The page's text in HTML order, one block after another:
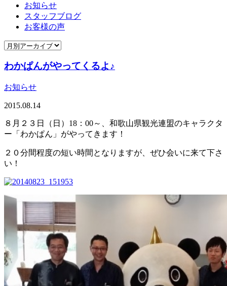
お知らせ
スタッフブログ
お客様の声
わかぱんがやってくるよ♪
お知らせ
2015.08.14
８月２３日（日）18：00～、和歌山県観光連盟のキャラクタ
ー「わかぱん」がやってきます！
２０分間程度の短い時間となりますが、ぜひ会いに来て下さ
い！